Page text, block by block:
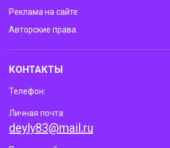
Реклама на сайте
Авторские права
КОНТАКТЫ
Телефон:
Личная почта:
deyly83@mail.ru